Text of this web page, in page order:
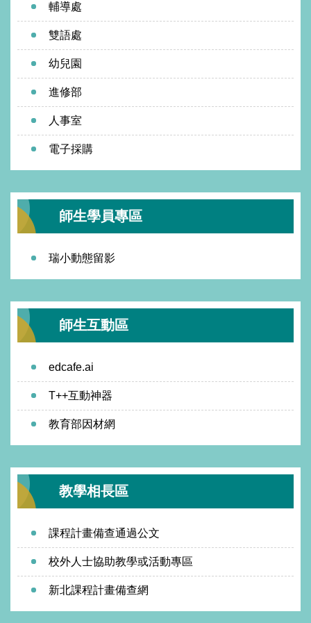
輔導處
雙語處
幼兒園
進修部
人事室
電子採購
師生學員專區
瑞小動態留影
師生互動區
edcafe.ai
T++互動神器
教育部因材網
教學相長區
課程計畫備查通過公文
校外人士協助教學或活動專區
新北課程計畫備查網